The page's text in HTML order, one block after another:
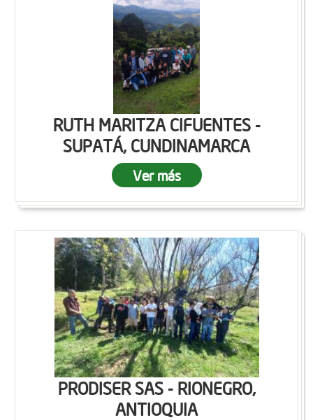
RUTH MARITZA CIFUENTES -
SUPATÁ, CUNDINAMARCA
Ver más
PRODISER SAS - RIONEGRO,
ANTIOQUIA